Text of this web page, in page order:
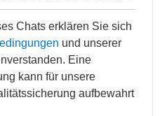
Chats erklären Sie sich
und unserer
Eine
kann für unsere
aufbewahrt